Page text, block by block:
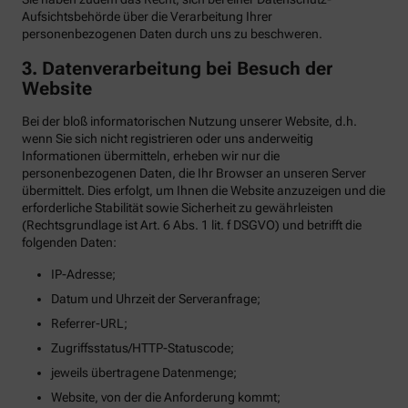
Aufsichtsbehörde über die Verarbeitung Ihrer
personenbezogenen Daten durch uns zu beschweren.
3. Datenverarbeitung bei Besuch der
Website
Bei der bloß informatorischen Nutzung unserer Website, d.h.
wenn Sie sich nicht registrieren oder uns anderweitig
Informationen übermitteln, erheben wir nur die
personenbezogenen Daten, die Ihr Browser an unseren Server
übermittelt. Dies erfolgt, um Ihnen die Website anzuzeigen und die
erforderliche Stabilität sowie Sicherheit zu gewährleisten
(Rechtsgrundlage ist Art. 6 Abs. 1 lit. f DSGVO) und betrifft die
folgenden Daten:
IP-Adresse;
Datum und Uhrzeit der Serveranfrage;
Referrer-URL;
Zugriffsstatus/HTTP-Statuscode;
jeweils übertragene Datenmenge;
Website, von der die Anforderung kommt;